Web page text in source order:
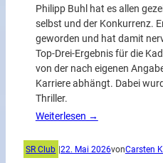
Philipp Buhl hat es allen
selbst und der Konkurrenz.
geworden und hat damit
Top-Drei-Ergebnis für die
von der nach eigenen
Karriere abhängt. Dabei
Thriller.
Weiterlesen →
SR Club |22. Mai 2026vonCarsten